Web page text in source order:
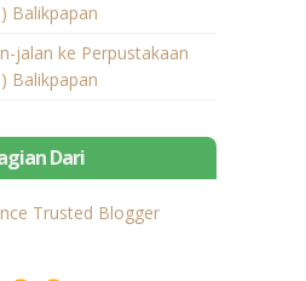
Balikpapan
jalan ke Perpustakaan
Balikpapan
Dari